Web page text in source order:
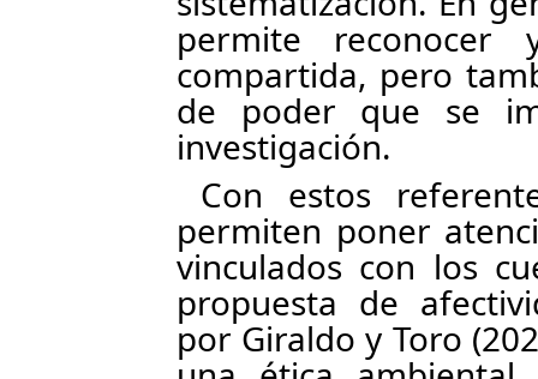
permite reconocer
compartida, pero
de poder que se
investigación.
Con estos
permiten poner
vinculados con los
propuesta de
por Giraldo y Toro